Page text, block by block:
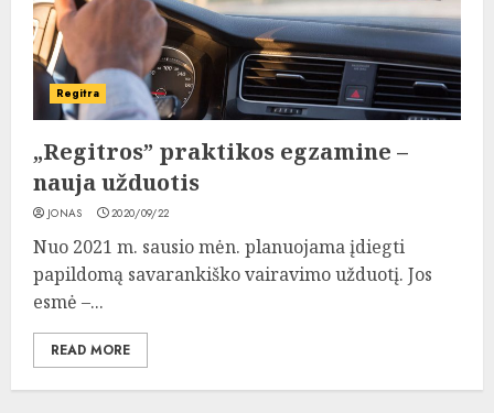
Regitra
„Regitros” praktikos egzamine –
nauja užduotis
JONAS 2020/09/22
Nuo 2021 m. sausio mėn. planuojama įdiegti
papildomą savarankiško vairavimo užduotį. Jos
esmė –...
READ MORE